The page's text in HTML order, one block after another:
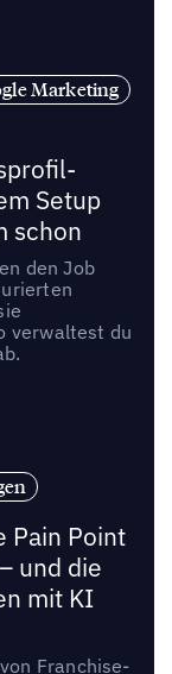
Marketing
Setup
schon
den Job
verwaltest du
Pain Point
und die
mit KI
Franchise-